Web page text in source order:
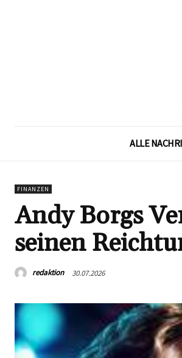
ALLE
FINANZEN
Andy Borgs
seinen
redaktion 30.07.2026